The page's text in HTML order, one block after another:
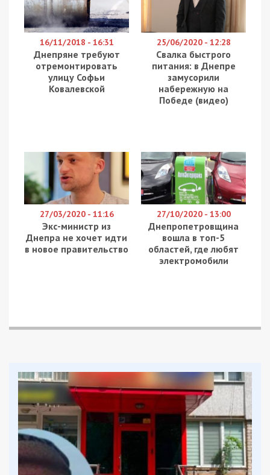
16/11/2018 - 16:31
Днепряне требуют
отремонтировать
улицу Софьи
Ковалевской
25/06/2020 - 12:28
Свалка быстрого
питания: в Днепре
замусорили
набережную на
Победе (видео)
27/03/2020 - 11:16
Экс-министр из
Днепра не хочет идти
в новое правительство
27/10/2020 - 13:00
Днепропетровщина
вошла в топ-5
областей, где любят
электромобили